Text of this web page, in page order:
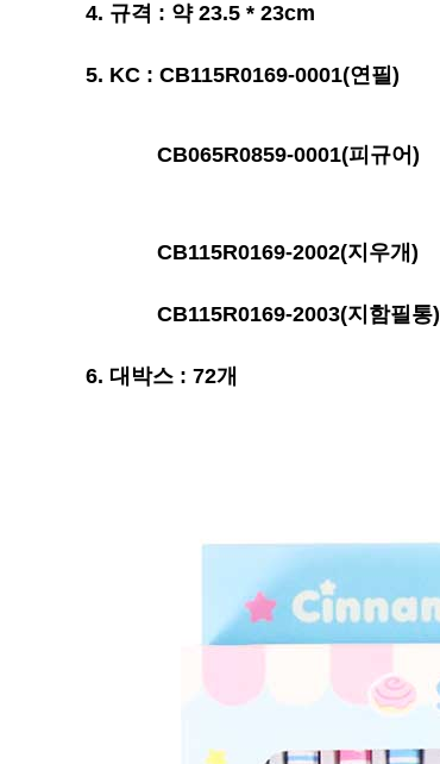
4. 규격 : 약 23.5 * 23cm
5. KC : CB115R0169-0001(연필)
CB065R0859-0001(피규어)
CB115R0169-2002(지우개)
CB115R0169-2003(지함필통)
6. 대박스 : 72개